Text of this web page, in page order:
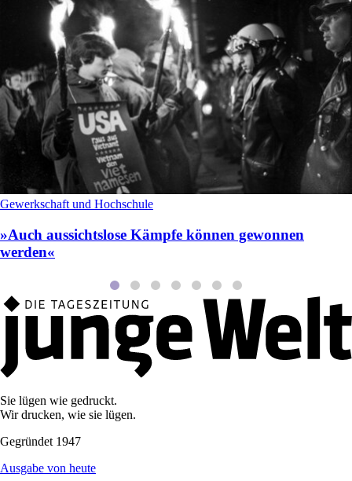
Gewerkschaft und Hochschule
»Auch aussichtslose Kämpfe können gewonnen
werden«
Sie lügen wie gedruckt.
Wir drucken, wie sie lügen.
Gegründet 1947
Ausgabe von heute